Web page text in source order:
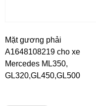
Mặt gương phải
A1648108219 cho xe
Mercedes ML350,
GL320,GL450,GL500